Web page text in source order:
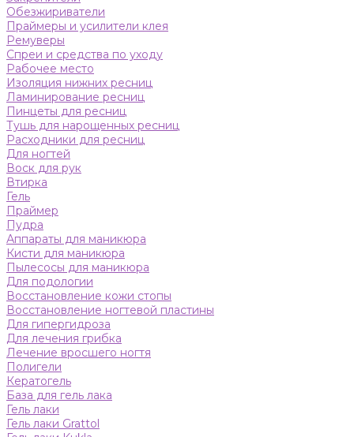
Обезжириватели
Праймеры и усилители клея
Ремуверы
Спреи и средства по уходу
Рабочее место
Изоляция нижних ресниц
Ламинирование ресниц
Пинцеты для ресниц
Тушь для нарощенных ресниц
Расходники для ресниц
Для ногтей
Воск для рук
Втирка
Гель
Праймер
Пудра
Аппараты для маникюра
Кисти для маникюра
Пылесосы для маникюра
Для подологии
Восстановление кожи стопы
Восстановление ногтевой пластины
Для гипергидроза
Для лечения грибка
Лечение вросшего ногтя
Полигели
Кератогель
База для гель лака
Гель лаки
Гель лаки Grattol